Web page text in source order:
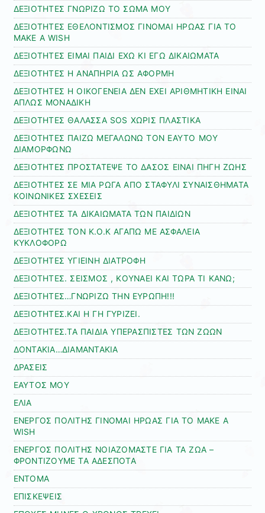
ΔΕΞΙΟΤΗΤΕΣ ΓΝΩΡΙΖΩ ΤΟ ΣΩΜΑ ΜΟΥ
ΔΕΞΙΟΤΗΤΕΣ ΕΘΕΛΟΝΤΙΣΜΟΣ ΓΙΝΟΜΑΙ ΗΡΩΑΣ ΓΙΑ ΤΟ
MAKE A WISH
ΔΕΞΙΟΤΗΤΕΣ ΕΙΜΑΙ ΠΑΙΔΙ ΕΧΩ ΚΙ ΕΓΩ ΔΙΚΑΙΩΜΑΤΑ
ΔΕΞΙΟΤΗΤΕΣ Η ΑΝΑΠΗΡΙΑ ΩΣ ΑΦΟΡΜΗ
ΔΕΞΙΟΤΗΤΕΣ Η ΟΙΚΟΓΕΝΕΙΑ ΔΕΝ ΕΧΕΙ ΑΡΙΘΜΗΤΙΚΗ ΕΙΝΑΙ
ΑΠΛΩΣ ΜΟΝΑΔΙΚΗ
ΔΕΞΙΟΤΗΤΕΣ ΘΑΛΑΣΣΑ SOS ΧΩΡΙΣ ΠΛΑΣΤΙΚΑ
ΔΕΞΙΟΤΗΤΕΣ ΠΑΙΖΩ ΜΕΓΑΛΩΝΩ ΤΟΝ ΕΑΥΤΟ ΜΟΥ
ΔΙΑΜΟΡΦΩΝΩ
ΔΕΞΙΟΤΗΤΕΣ ΠΡΟΣΤΑΤΕΨΕ ΤΟ ΔΑΣΟΣ ΕΙΝΑΙ ΠΗΓΗ ΖΩΗΣ
ΔΕΞΙΟΤΗΤΕΣ ΣΕ ΜΙΑ ΡΩΓΑ ΑΠΟ ΣΤΑΦΥΛΙ ΣΥΝΑΙΣΘΗΜΑΤΑ
ΚΟΙΝΩΝΙΚΕΣ ΣΧΕΣΕΙΣ
ΔΕΞΙΟΤΗΤΕΣ ΤΑ ΔΙΚΑΙΩΜΑΤΑ ΤΩΝ ΠΑΙΔΙΩΝ
ΔΕΞΙΟΤΗΤΕΣ ΤΟΝ Κ.Ο.Κ ΑΓΑΠΩ ΜΕ ΑΣΦΑΛΕΙΑ
ΚΥΚΛΟΦΟΡΩ
ΔΕΞΙΟΤΗΤΕΣ ΥΓΙΕΙΝΗ ΔΙΑΤΡΟΦΗ
ΔΕΞΙΟΤΗΤΕΣ. ΣΕΙΣΜΟΣ , ΚΟΥΝΑΕΙ ΚΑΙ ΤΩΡΑ ΤΙ ΚΑΝΩ;
ΔΕΞΙΟΤΗΤΕΣ…ΓΝΩΡΙΖΩ ΤΗΝ ΕΥΡΩΠΗ!!!
ΔΕΞΙΟΤΗΤΕΣ.ΚΑΙ Η ΓΗ ΓΥΡΙΖΕΙ.
ΔΕΞΙΟΤΗΤΕΣ.ΤΑ ΠΑΙΔΙΑ ΥΠΕΡΑΣΠΙΣΤΕΣ ΤΩΝ ΖΩΩΝ
ΔΟΝΤΑΚΙΑ…ΔΙΑΜΑΝΤΑΚΙΑ
ΔΡΑΣΕΙΣ
ΕΑΥΤΟΣ ΜΟΥ
ΕΛΙΑ
ΕΝΕΡΓΟΣ ΠΟΛΙΤΗΣ ΓΙΝΟΜΑΙ ΗΡΩΑΣ ΓΙΑ ΤΟ MAKE A
WISH
ΕΝΕΡΓΟΣ ΠΟΛΙΤΗΣ ΝΟΙΑΖΟΜΑΣΤΕ ΓΙΑ ΤΑ ΖΩΑ –
ΦΡΟΝΤΙΖΟΥΜΕ ΤΑ ΑΔΕΣΠΟΤΑ
ΕΝΤΟΜΑ
ΕΠΙΣΚΕΨΕΙΣ